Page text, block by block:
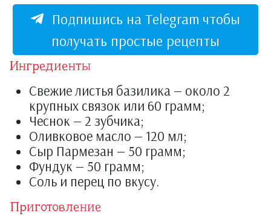
Подпишись на Telegram чтобы
получать простые рецепты
Ингредиенты
Свежие листья базилика — около 2
крупных связок или 60 грамм;
Чеснок — 2 зубчика;
Оливковое масло — 120 мл;
Сыр Пармезан — 50 грамм;
Фундук — 50 грамм;
Соль и перец по вкусу.
Приготовление